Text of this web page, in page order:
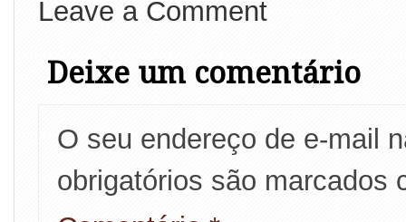
Leave a Comment
Deixe um comentário
O seu endereço de e-mail
obrigatórios são marcados